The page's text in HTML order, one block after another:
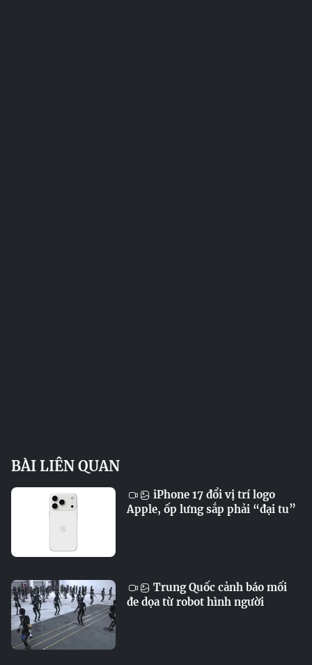
BÀI LIÊN QUAN
iPhone 17 đổi vị trí logo
Apple, ốp lưng sắp phải “đại tu”
Trung Quốc cảnh báo mối
đe dọa từ robot hình người